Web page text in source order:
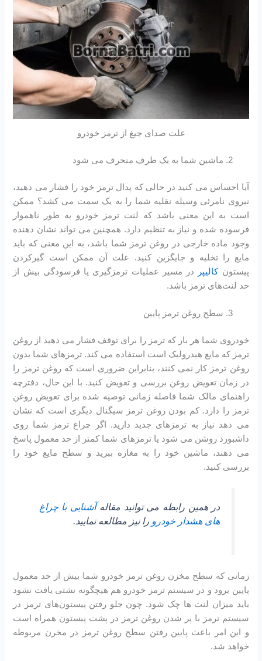
علت صدای جیغ از ترمز خودرو
ماشین شما به یک طرف منحرف می شود
آیا احساس می کنید در حالی که پدال ترمز خود را فشار می دهید،
نیروی نامرئی وسیله نقلیه شما را به یک سمت می کشد؟ ممکن
است به این معنی باشد که لنت ترمز خودرو به طور ناهموار
فرسوده شده و نیاز به تنظیم دارد. همچنین می تواند نشان دهنده
وجود ماده خارجی در روغن ترمز شما باشد، به این معنی که باید
مایع را تخلیه و جایگزین کنید. علت آن ممکن است گیرکردن
پیستونکالیپردر مسیر عملیات ترمزگیری یا فرسودگی بیش از
حد لنت‌های ترمز باشد.
سطح روغن ترمز پایین
خودروی شما هر بار که ترمز را برای توقف فشار می دهید از روغن
ترمز که مایع هیدرولیک است استفاده می کند. ترمزهای شما بدون
روغن ترمز کار نمی کنند، بنابراین ضروری است که روغن ترمز را
در زمان تعویض روغن بررسی و تعویض کنید. با این حال، دفترچه
راهنمای مالک شما فاصله زمانی توصیه شده برای تعویض روغن
ترمز را دارد. کم بودن روغن ترمز سیگنال دیگری است که نشان
می دهد نیاز به ترمزهای جدید دارید. اگر چراغ ترمز شما روی
داشبورد روشن می شود یا ترمزهای شما کمتر از حد معمول پاسخ
می دهند، ماشین خود را به مغازه ببرید و سطح مایع خود را
بررسی کنید.
در همین رابطه می توانید مقالهآشنایی با چراغ
های هشدار خودرورا نیز مطالعه نمایید.
زمانی که سطح مخزن روغن ترمز خودرو شما بیش از حد معمول
پایین برود و در سیستم ترمز خودرو هم هیچگونه نشتی یافت نشود
باید میزان لنت ها چک شود. چون جلو رفتن پیستون‌های ترمز در
سیستم ترمز با پر شدن روغن ترمز در پشت پیستون همراه است
و این امر باعث پایین رفتن سطح روغن ترمز در مخرن مربوطه
خواهد شد.